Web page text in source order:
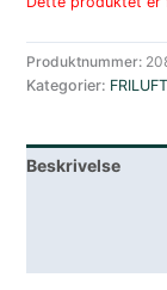
Produktnummer:
Kategorier:
Beskrivelse